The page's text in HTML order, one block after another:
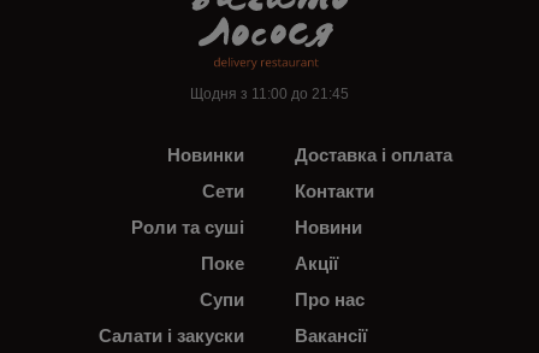
Щодня з 11:00 до 21:45
Новинки
Сети
Роли та суші
Поке
Супи
Салати і закуски
Доставка і оплата
Контакти
Новини
Акції
Про нас
Вакансії